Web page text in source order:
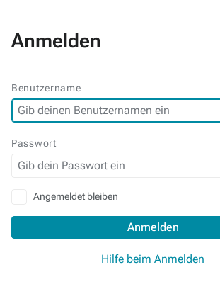
Anmelden
Benutzername
Passwort
Angemeldet bleiben
Anmelden
Hilfe beim Anmelden